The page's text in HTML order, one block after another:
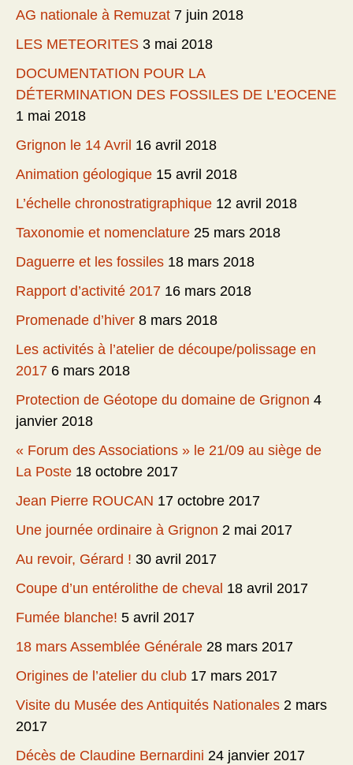
AG nationale à Remuzat 7 juin 2018
LES METEORITES 3 mai 2018
DOCUMENTATION POUR LA
DÉTERMINATION DES FOSSILES DE L’EOCENE
1 mai 2018
Grignon le 14 Avril 16 avril 2018
Animation géologique 15 avril 2018
L’échelle chronostratigraphique 12 avril 2018
Taxonomie et nomenclature 25 mars 2018
Daguerre et les fossiles 18 mars 2018
Rapport d’activité 2017 16 mars 2018
Promenade d’hiver 8 mars 2018
Les activités à l’atelier de découpe/polissage en
2017 6 mars 2018
Protection de Géotope du domaine de Grignon 4
janvier 2018
« Forum des Associations » le 21/09 au siège de
La Poste 18 octobre 2017
Jean Pierre ROUCAN 17 octobre 2017
Une journée ordinaire à Grignon 2 mai 2017
Au revoir, Gérard ! 30 avril 2017
Coupe d’un entérolithe de cheval 18 avril 2017
Fumée blanche! 5 avril 2017
18 mars Assemblée Générale 28 mars 2017
Origines de l’atelier du club 17 mars 2017
Visite du Musée des Antiquités Nationales 2 mars
2017
Décès de Claudine Bernardini 24 janvier 2017